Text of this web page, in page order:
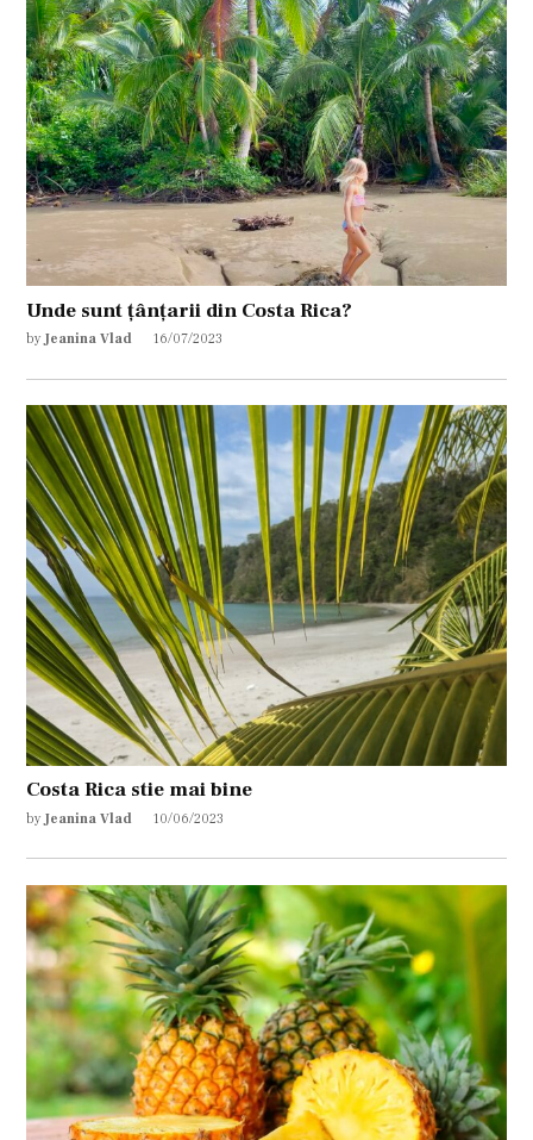
Unde sunt țânțarii din Costa Rica?
by Jeanina Vlad 16/07/2023
Costa Rica stie mai bine
by Jeanina Vlad 10/06/2023